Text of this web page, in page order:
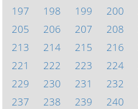
197
198 199 200
205
206 207 208
213
214 215 216
221
222 223 224
229
230 231 232
237
238 239 240